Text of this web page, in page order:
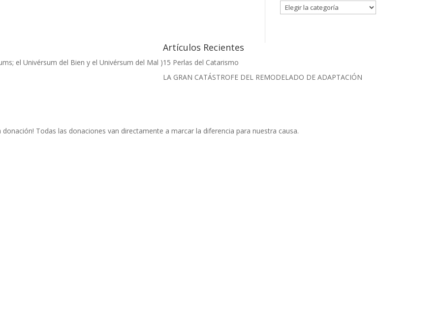
Categorías
el Univérsum del Bien y el Univérsum del Mal )
Artículos Recientes
15 Perlas del Catarismo
LA GRAN CATÁSTROFE DEL REMODELADO DE ADAPTACIÓN
Todas las donaciones van directamente a marcar la diferencia para nuestra causa.